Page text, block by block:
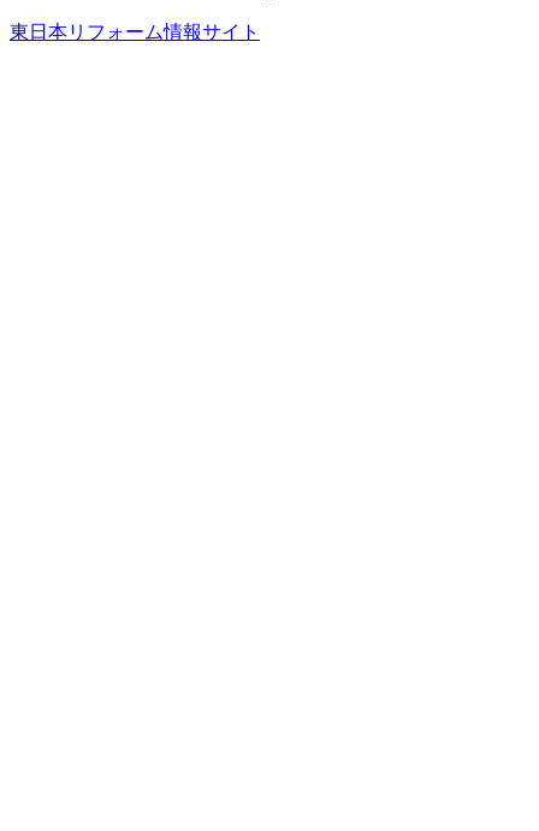
東日本リフォーム情報サイト